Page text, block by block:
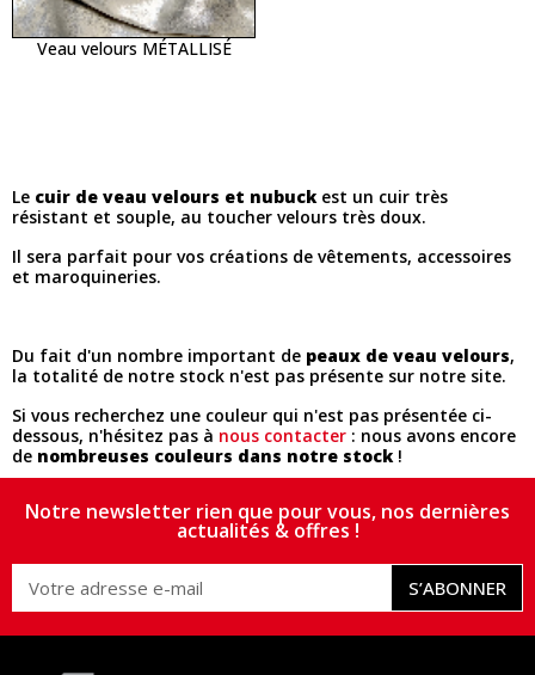
Veau velours MÉTALLISÉ
Le cuir de veau velours et nubuckest un cuir très
résistant et souple, au toucher velours très doux.
Il sera parfait pour vos créations de vêtements, accessoires
et maroquineries.
Du fait d'un nombre important de peaux de veau velours,
la totalité de notre stock n'est pas présente sur notre site.
Si vous recherchez une couleur qui n'est pas présentée ci-
dessous, n'hésitez pas à nous contacter : nous avons encore
de nombreuses couleurs dans notre stock!
Notre newsletter rien que pour vous, nos dernières
actualités & offres !
S’ABONNER